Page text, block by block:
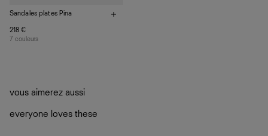
Sandales plates Pina
218 €
7 couleurs
vous aimerez aussi
everyone loves these